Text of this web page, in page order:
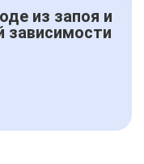
из запоя и
зависимости